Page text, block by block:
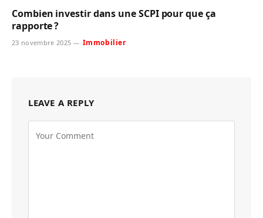
Combien investir dans une SCPI pour que ça
rapporte ?
23 novembre 2025 Immobilier
LEAVE A REPLY